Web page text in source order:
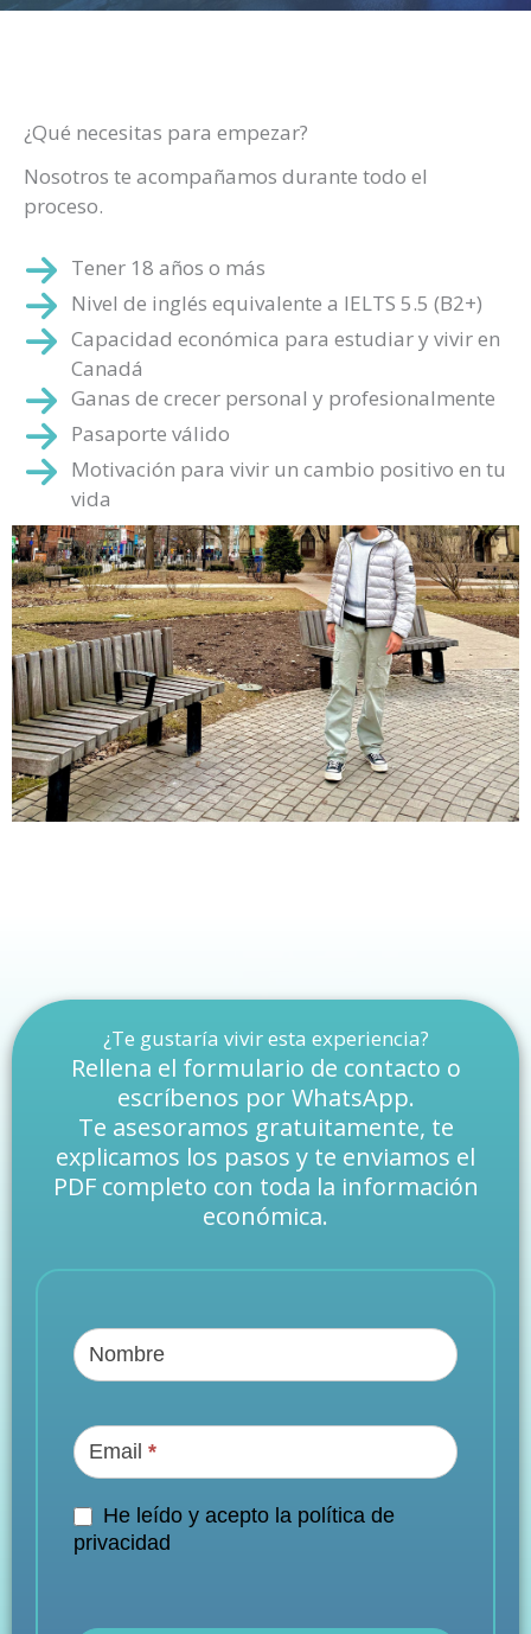
¿Qué necesitas para empezar?
Nosotros te acompañamos durante todo el
proceso.
Tener 18 años o más
Nivel de inglés equivalente a IELTS 5.5 (B2+)
Capacidad económica para estudiar y vivir en
Canadá
Ganas de crecer personal y profesionalmente
Pasaporte válido
Motivación para vivir un cambio positivo en tu
vida
¿Te gustaría vivir esta experiencia?
Rellena el formulario de contacto o
escríbenos por WhatsApp.
Te asesoramos gratuitamente, te
explicamos los pasos y te enviamos el
PDF completo con toda la información
económica.
&
Study
Canadá
Nombre
Email *
He leído y acepto la política de
privacidad